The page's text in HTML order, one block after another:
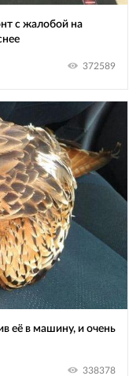
с жалобой на
372589
её в машину, и очень
338378